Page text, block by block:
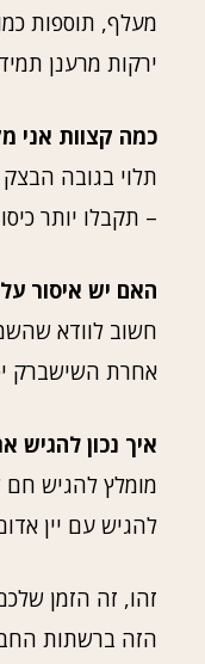
מעלף, תוספות
ירקות מרענן
כמה קצוות אני
תלוי בגובה הבצק
– תקבלו יותר
האם יש איסור
חשוב לוודא
אחרת השישברק
איך נכון
מומלץ להגיש חם
להגיש עם יין
זהו, זה הזמן
הזה ברשתות